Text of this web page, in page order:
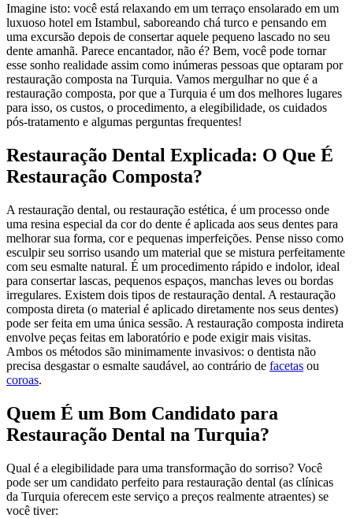
Imagine isto: você está relaxando em um terraço ensolarado em um
luxuoso hotel em Istambul, saboreando chá turco e pensando em
uma excursão depois de consertar aquele pequeno lascado no seu
dente amanhã. Parece encantador, não é? Bem, você pode tornar
esse sonho realidade assim como inúmeras pessoas que optaram por
restauração composta na Turquia. Vamos mergulhar no que é a
restauração composta, por que a Turquia é um dos melhores lugares
para isso, os custos, o procedimento, a elegibilidade, os cuidados
pós-tratamento e algumas perguntas frequentes!
Restauração Dental Explicada: O Que É
Restauração Composta?
A restauração dental, ou restauração estética, é um processo onde
uma resina especial da cor do dente é aplicada aos seus dentes para
melhorar sua forma, cor e pequenas imperfeições. Pense nisso como
esculpir seu sorriso usando um material que se mistura perfeitamente
com seu esmalte natural. É um procedimento rápido e indolor, ideal
para consertar lascas, pequenos espaços, manchas leves ou bordas
irregulares. Existem dois tipos de restauração dental. A restauração
composta direta (o material é aplicado diretamente nos seus dentes)
pode ser feita em uma única sessão. A restauração composta indireta
envolve peças feitas em laboratório e pode exigir mais visitas.
Ambos os métodos são minimamente invasivos: o dentista não
precisa desgastar o esmalte saudável, ao contrário de facetas ou
coroas.
Quem É um Bom Candidato para
Restauração Dental na Turquia?
Qual é a elegibilidade para uma transformação do sorriso? Você
pode ser um candidato perfeito para restauração dental (as clínicas
da Turquia oferecem este serviço a preços realmente atraentes) se
você tiver: